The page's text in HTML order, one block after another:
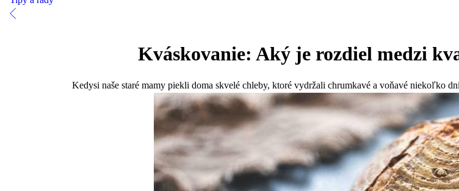
Kváskovanie: Aký je rozdiel medzi
Kedysi naše staré mamy piekli doma skvelé chleby, ktoré vydržali chrumkavé a voňavé niekoľko